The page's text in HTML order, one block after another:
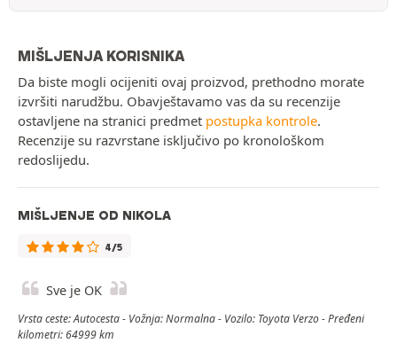
MIŠLJENJA KORISNIKA
Da biste mogli ocijeniti ovaj proizvod, prethodno morate
izvršiti narudžbu. Obavještavamo vas da su recenzije
ostavljene na stranici predmet postupka kontrole.
Recenzije su razvrstane isključivo po kronološkom
redoslijedu.
MIŠLJENJE OD NIKOLA
4/5
Sve je OK
Vrsta ceste: Autocesta - Vožnja: Normalna - Vozilo: Toyota Verzo - Pređeni
kilometri: 64999 km